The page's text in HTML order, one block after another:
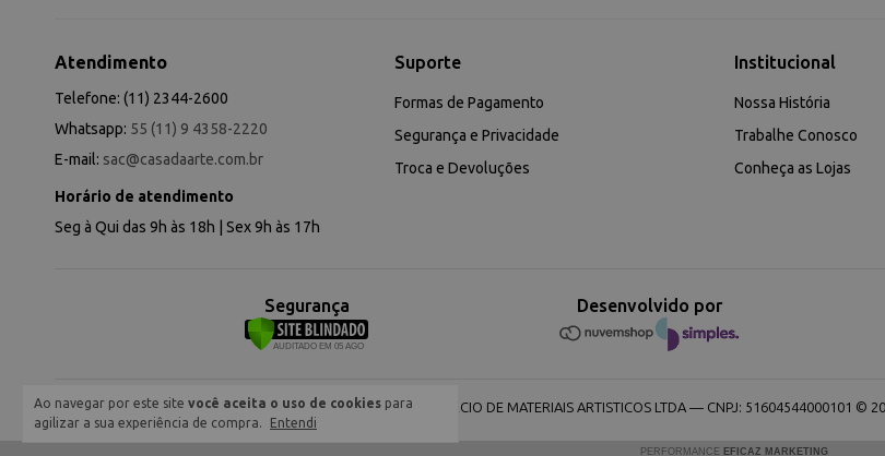
Ao navegar por este site você aceita o uso de cookies para
agilizar a sua experiência de compra.
Entendi
Atendimento
Telefone: (11) 2344-2600
Whatsapp: 55 (11) 9 4358-2220
E-mail: sac@casadaarte.com.br
Horário de atendimento
Seg à Qui das 9h às 18h | Sex 9h às 17h
Suporte
Formas de Pagamento
Segurança e Privacidade
Troca e Devoluções
Institucional
Nossa História
Trabalhe Conosco
Conheça as Lojas
Segurança Desenvolvido por
NEVA COMERCIO DE MATERIAIS ARTISTICOS LTDA — CNPJ: 51604544000101